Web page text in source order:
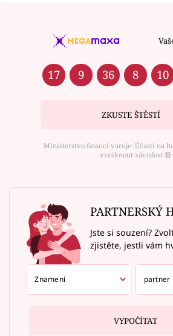
17 9 36 8 10
ZKUSTE ŠTĚSTÍ
Ministerstvo financí varuje: Účastí na
vzniknout závislost ⑱
PARTNERSKÝ
Jste si souzení?
zjistěte, jestli vám
VYPOČÍTAT